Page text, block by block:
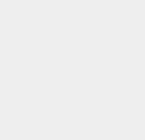
Başkanlığı’na